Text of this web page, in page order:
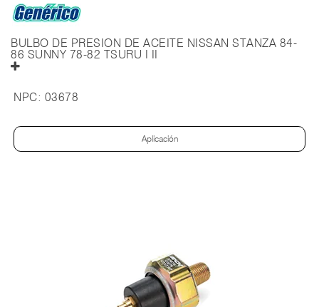
BULBO DE PRESION DE ACEITE NISSAN STANZA 84-
86 SUNNY 78-82 TSURU I II
NPC: 03678
Aplicación